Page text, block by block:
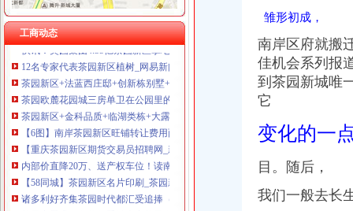
工商动态
【重庆茶园新区企业变更|公司名称变更|公司/法人变更】-重庆赶集网
快讯：奥园集团4.35亿茶园新区拿地-市场-重庆乐居网
12名专家代表茶园新区植树_网易新闻
茶园新区+法蓝西庄邸+创新栋别墅+送车位送花园+名校指标,重庆南
茶园欧麓花园城三房单卫在公园里的城市名校指标,重庆南岸茶园新
茶园新区+金科品质+临湖类栋+大露台赠送+双车位+读名校,重庆南
【6图】南岸茶园新区旺铺转让费用面议,重庆南岸茶园新区赶集商铺
【重庆茶园新区期货交易员招聘网_新期货交易员招聘信息】-重庆
内部价直降20万、送产权车位！读南坪名.校！,重庆南岸茶园新区
【58同城】茶园新区名片印刷_茶园新区高档名片印刷_茶园新区名
诸多利好齐集茶园时代都汇受追捧（组图）-楼市新闻-重庆乐居网
茶园商圈升级鲁能领秀城坐享茶园发展红利-聚焦房企-重庆乐居网
【重庆南岸区茶园新区纱摄影影楼排名前十名_个纱照推荐_纱
雏形初成，
南岸区府就搬
佳机会系列报
到茶园新城唯
它
变化的一
目。随后，
我们一般去长